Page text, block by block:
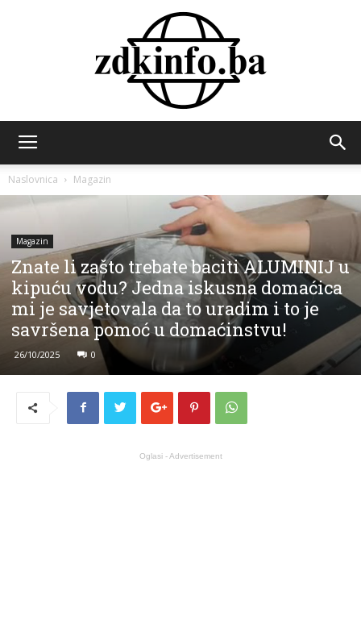
INFO
Naslovnica Magazin
Magazin
Znate li zašto trebate baciti ALUMINIJ u
kipuću vodu? Jedna iskusna domaćica
mi je savjetovala da to uradim i to je
savršena pomoć u domaćinstvu!
26/10/2025 0
Oglasi - Advertisement